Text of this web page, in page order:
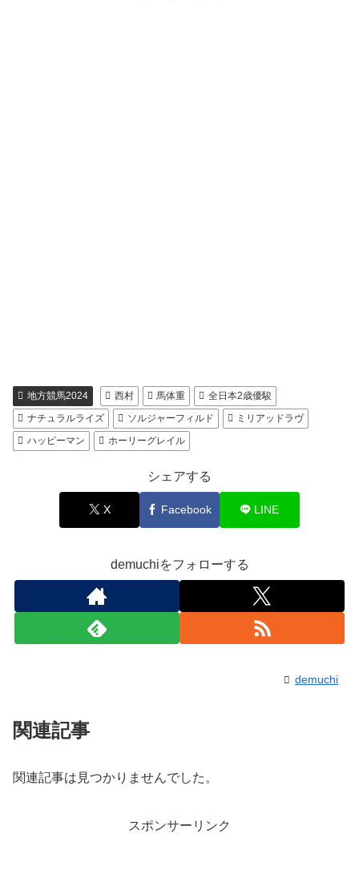
地方競馬2024 西村 馬体重
全日本2歳優駿
ナチュラルライズ
ソルジャーフィルド
ミリアッドラヴ
ハッピーマン
ホーリーグレイル
シェアする
X Facebook LINE
demuchiをフォローする
demuchi
関連記事
関連記事は見つかりませんでした。
スポンサーリンク